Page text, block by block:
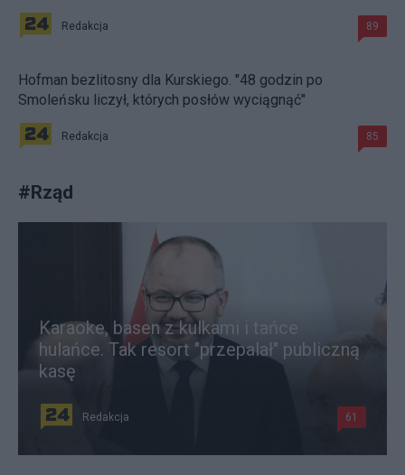
Redakcja 89
Hofman bezlitosny dla Kurskiego. "48 godzin po
Smoleńsku liczył, których posłów wyciągnąć"
Redakcja 85
#Rząd
Karaoke, basen z kulkami i tańce
hulańce. Tak resort "przepalał" publiczną
kasę
Redakcja 61